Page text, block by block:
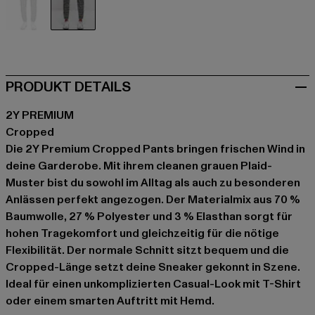
PRODUKT DETAILS
2Y PREMIUM
Cropped
Die 2Y Premium Cropped Pants bringen frischen Wind in
deine Garderobe. Mit ihrem cleanen grauen Plaid-
Muster bist du sowohl im Alltag als auch zu besonderen
Anlässen perfekt angezogen. Der Materialmix aus 70 %
Baumwolle, 27 % Polyester und 3 % Elasthan sorgt für
hohen Tragekomfort und gleichzeitig für die nötige
Flexibilität. Der normale Schnitt sitzt bequem und die
Cropped-Länge setzt deine Sneaker gekonnt in Szene.
Ideal für einen unkomplizierten Casual-Look mit T-Shirt
oder einem smarten Auftritt mit Hemd.